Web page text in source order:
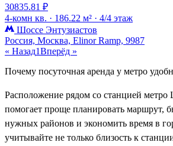
30835.81 ₽
4-комн кв. · 186.22 м² · 4/4 этаж
Шоссе Энтузиастов
Россия, Москва, Elinor Ramp, 9987
« Назад1Вперёд »
Почему посуточная аренда у метро
Расположение рядом со станцией метро
помогает проще планировать маршрут,
нужных районов и экономить время в
учитывайте не только близость к